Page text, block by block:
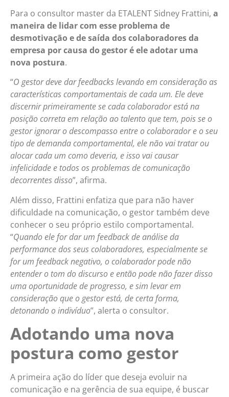
Para o consultor master da ETALENT Sidney Frattini, a
maneira de lidar com esse problema de
desmotivação e de saída dos colaboradores da
empresa por causa do gestor é ele adotar uma
nova postura.
“O gestor deve dar feedbacks levando em consideração as
características comportamentais de cada um. Ele deve
discernir primeiramente se cada colaborador está na
posição correta em relação ao talento que tem, pois se o
gestor ignorar o descompasso entre o colaborador e o seu
tipo de demanda comportamental, ele não vai tratar ou
alocar cada um como deveria, e isso vai causar
infelicidade e todos os problemas de comunicação
decorrentes disso”, afirma.
Além disso, Frattini enfatiza que para não haver
dificuldade na comunicação, o gestor também deve
conhecer o seu próprio estilo comportamental.
“Quando ele for dar um feedback de análise da
performance dos seus colaboradores, especialmente se
for um feedback negativo, o colaborador pode não
entender o tom do discurso e então pode não fazer disso
uma oportunidade de progresso, e sim levar em
consideração que o gestor está, de certa forma,
detonando o indivíduo”, alerta o consultor.
Adotando uma nova
postura como gestor
A primeira ação do líder que deseja evoluir na
comunicação e na gerência de sua equipe, é buscar